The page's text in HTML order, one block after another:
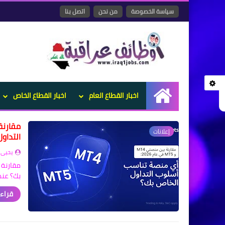
سياسة الخصوصة من نحن اتصل بنا
الرئيسية
اخبار القطاع العام اخبار القطاع الخاص
إعلانات
بك؟